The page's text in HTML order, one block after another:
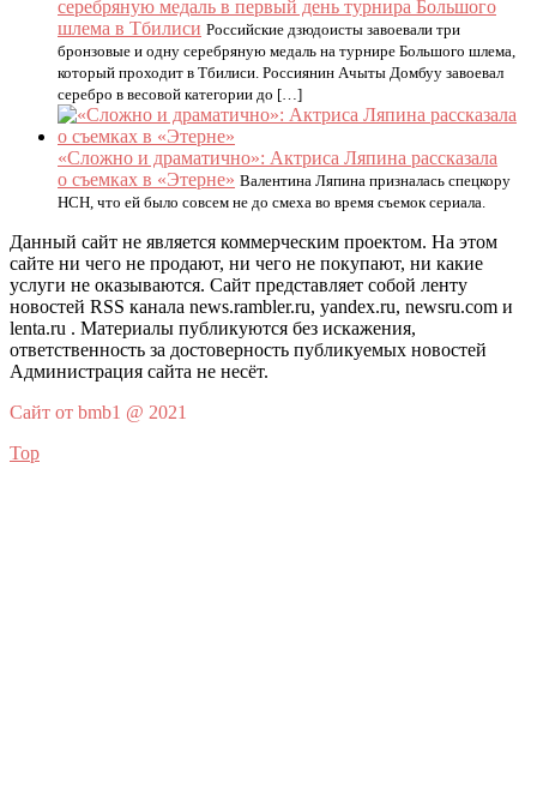
серебряную медаль в первый день турнира Большого
шлема в Тбилиси Российские дзюдоисты завоевали три
бронзовые и одну серебряную медаль на турнире Большого шлема,
который проходит в Тбилиси. Россиянин Ачыты Домбуу завоевал
серебро в весовой категории до […]
«Сложно и драматично»: Актриса Ляпина рассказала
о съемках в «Этерне» Валентина Ляпина призналась спецкору
НСН, что ей было совсем не до смеха во время съемок сериала.
Данный сайт не является коммерческим проектом. На этом
сайте ни чего не продают, ни чего не покупают, ни какие
услуги не оказываются. Сайт представляет собой ленту
новостей RSS канала news.rambler.ru, yandex.ru, newsru.com и
lenta.ru . Материалы публикуются без искажения,
ответственность за достоверность публикуемых новостей
Администрация сайта не несёт.
Сайт от bmb1 @ 2021
Top